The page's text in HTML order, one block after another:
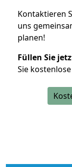
Kontaktieren
uns
planen!
Füllen Sie
Sie